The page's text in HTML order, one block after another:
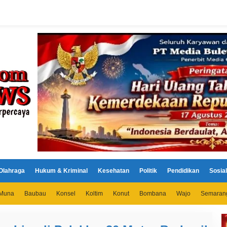
Hukum & Kriminal Kesehatan Politik Pendidikan Sosial
Baubau Konsel Koltim Konut Bombana Wajo